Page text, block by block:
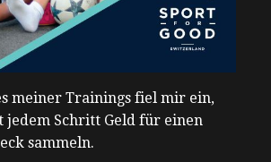
meiner Trainings fiel mir ein,
jedem Schritt Geld für einen
sammeln.